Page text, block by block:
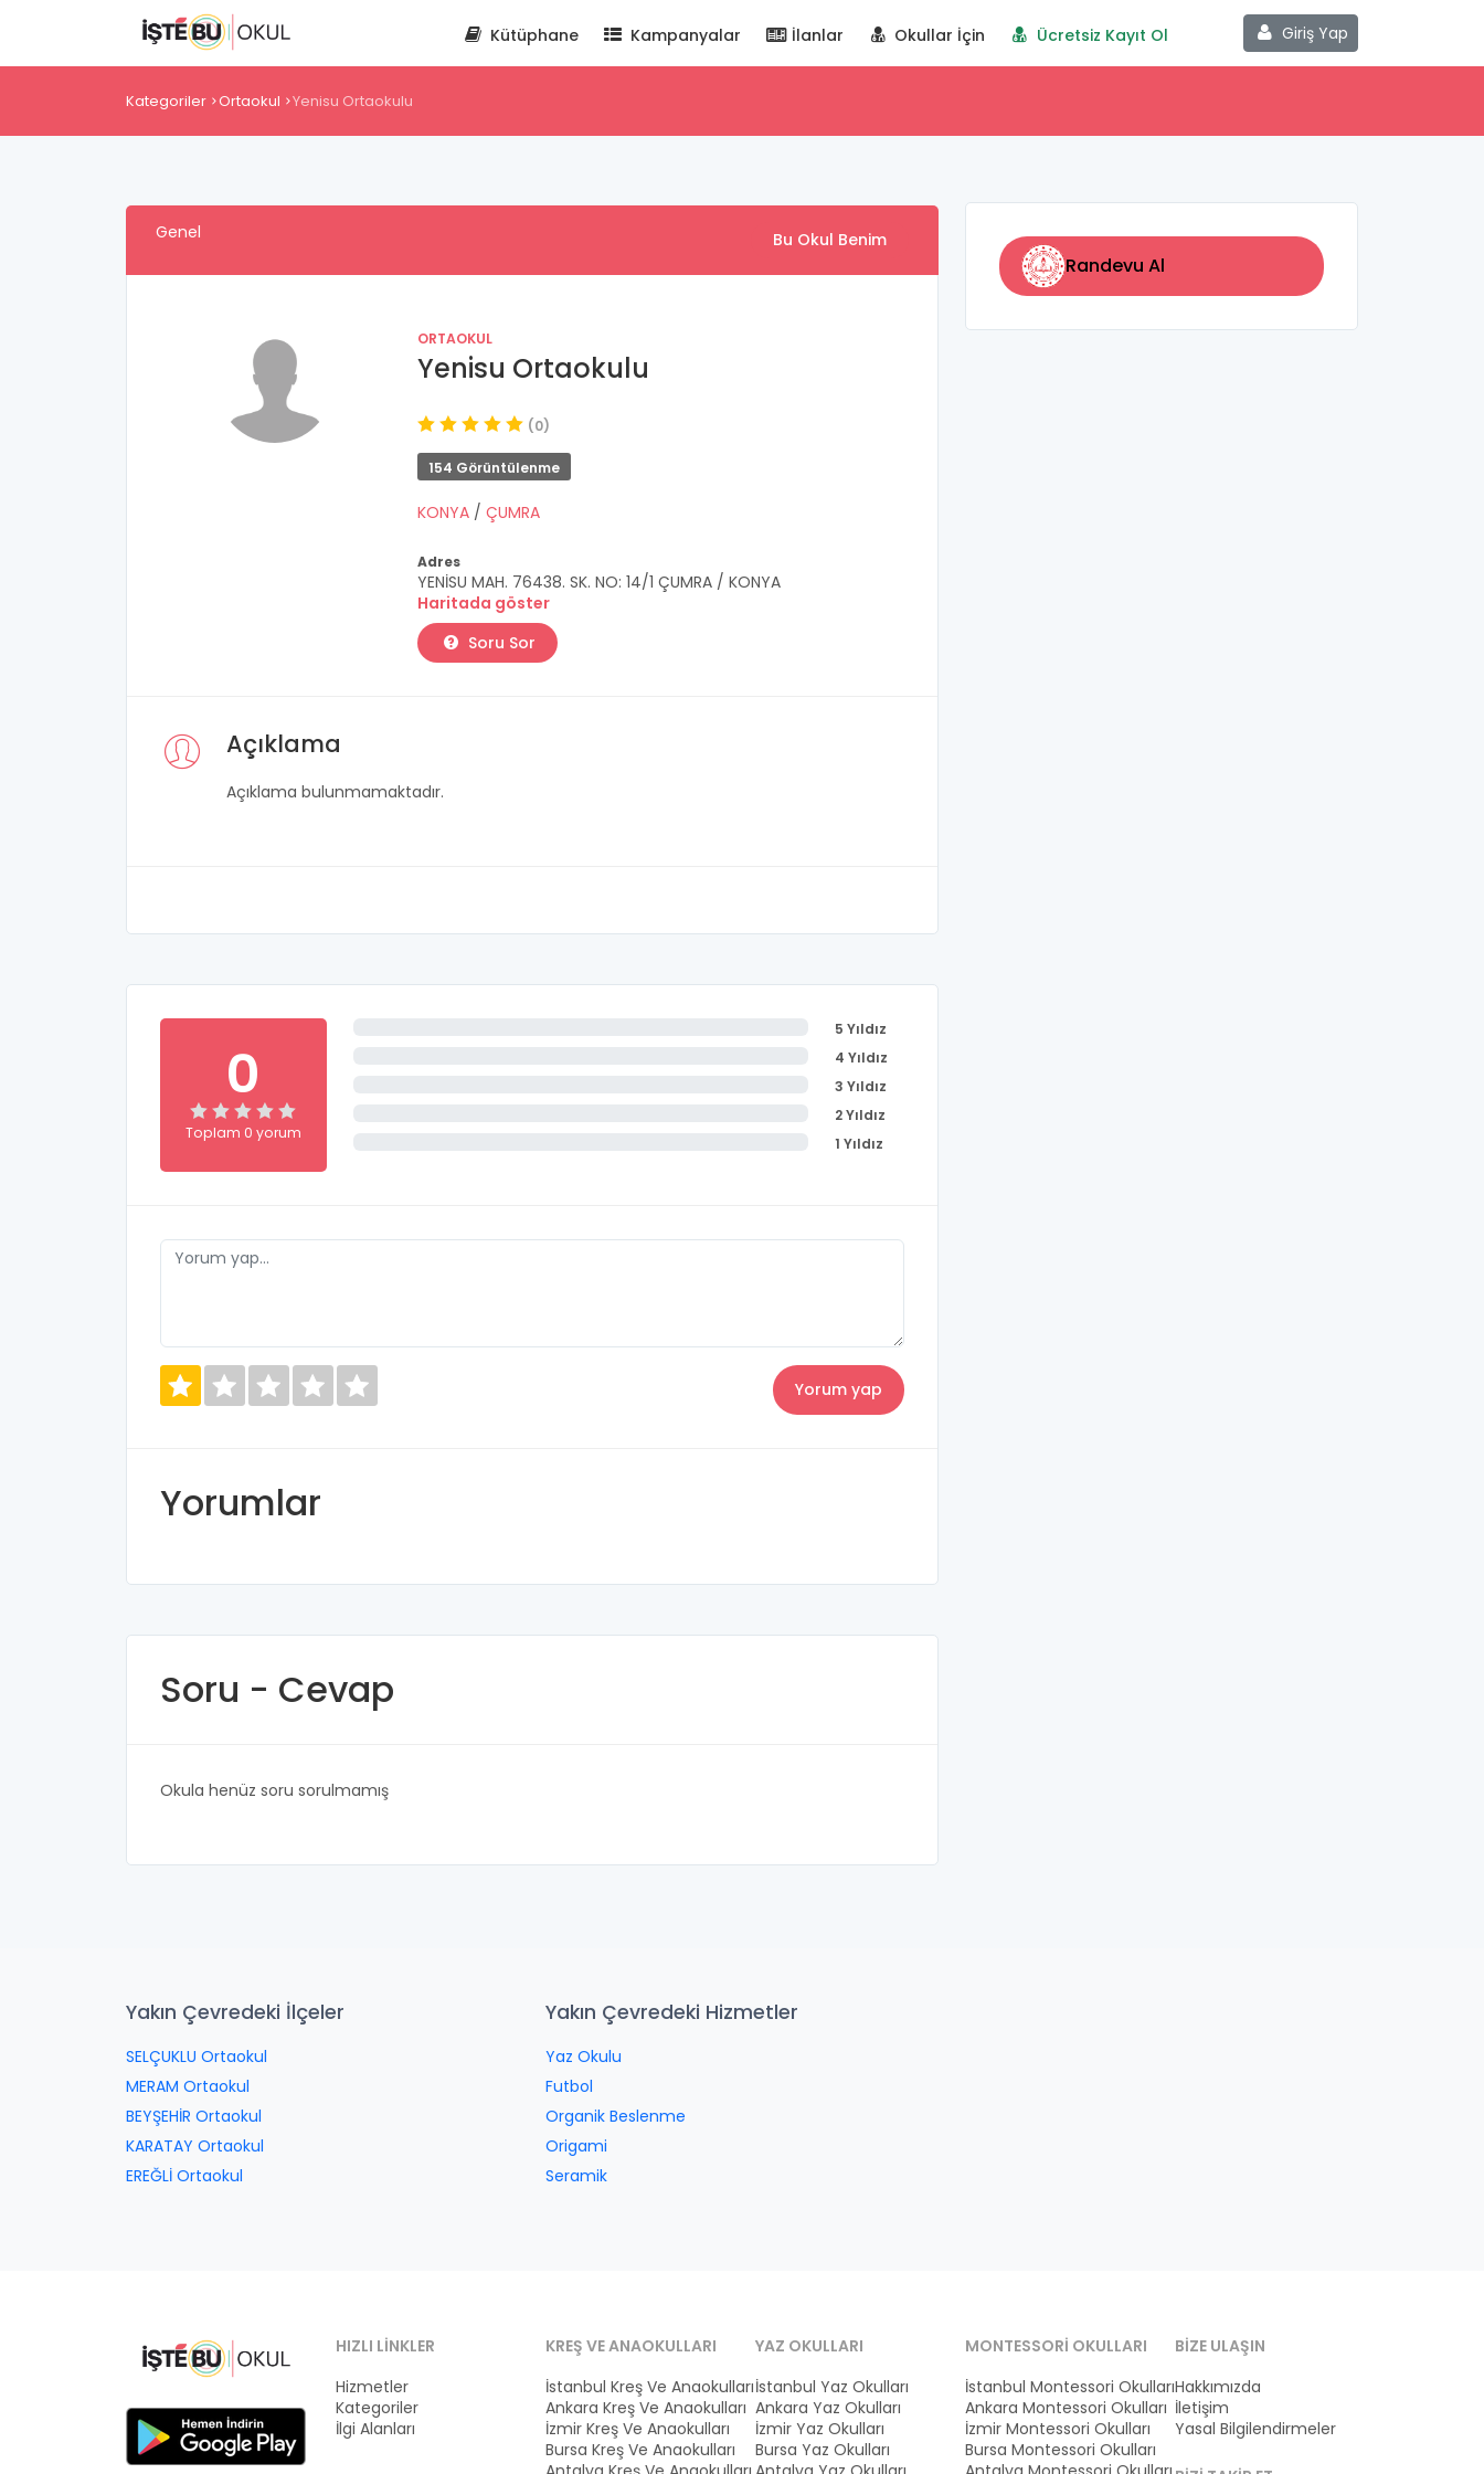
Giriş Yap
Kütüphane Kampanyalar İlanlar Okullar İçin Ücretsiz Kayıt Ol
Kategoriler Ortaokul Yenisu Ortaokulu
Genel Bu Okul Benim
ORTAOKUL
Yenisu Ortaokulu
(0)
154 Görüntülenme
KONYA / ÇUMRA
Adres
YENİSU MAH. 76438. SK. NO: 14/1 ÇUMRA / KONYA
Haritada göster
Soru Sor
Açıklama
Açıklama bulunmamaktadır.
0
Toplam 0 yorum
5 Yıldız
4 Yıldız
3 Yıldız
2 Yıldız
1 Yıldız
Yorumlar
Soru - Cevap
Okula henüz soru sorulmamış
Randevu Al
Yakın Çevredeki İlçeler
SELÇUKLU Ortaokul
MERAM Ortaokul
BEYŞEHİR Ortaokul
KARATAY Ortaokul
EREĞLİ Ortaokul
Yakın Çevredeki Hizmetler
Yaz Okulu
Futbol
Organik Beslenme
Origami
Seramik
HIZLI LINKLER
Hizmetler
Kategoriler
İlgi Alanları
KREŞ VE ANAOKULLARI
İstanbul Kreş Ve Anaokulları
Ankara Kreş Ve Anaokulları
İzmir Kreş Ve Anaokulları
Bursa Kreş Ve Anaokulları
YAZ OKULLARI
İstanbul Yaz Okulları
Ankara Yaz Okulları
İzmir Yaz Okulları
Bursa Yaz Okulları
MONTESSORI OKULLARI
İstanbul Montessori Okulları
Ankara Montessori Okulları
İzmir Montessori Okulları
Bursa Montessori Okulları
BIZE ULAŞIN
Hakkımızda
İletişim
Yasal Bilgilendirmeler